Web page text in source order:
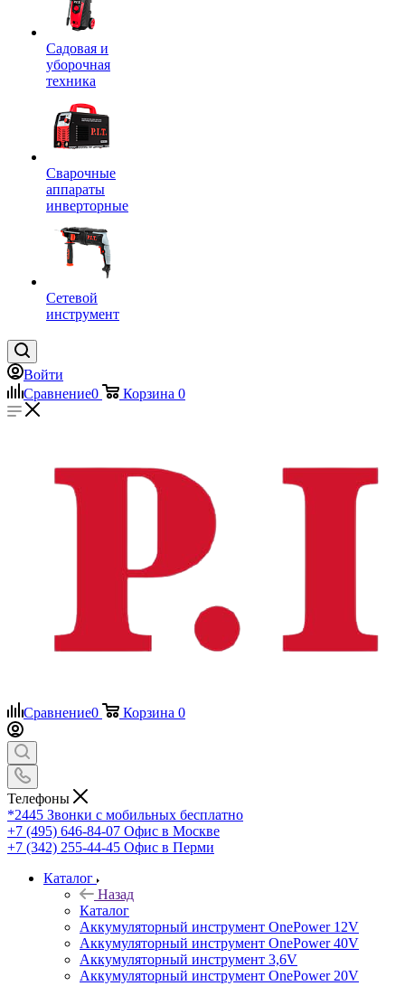
Садовая и
уборочная
техника
Сварочные
аппараты
инверторные
Сетевой
инструмент
Войти
Сравнение0 Корзина 0
Сравнение0 Корзина 0
Телефоны
*2445 Звонки с мобильных бесплатно
+7 (495) 646-84-07 Офис в Москве
+7 (342) 255-44-45 Офис в Перми
Каталог
Назад
Каталог
Аккумуляторный инструмент OnePower 12V
Аккумуляторный инструмент OnePower 40V
Аккумуляторный инструмент 3,6V
Аккумуляторный инструмент OnePower 20V